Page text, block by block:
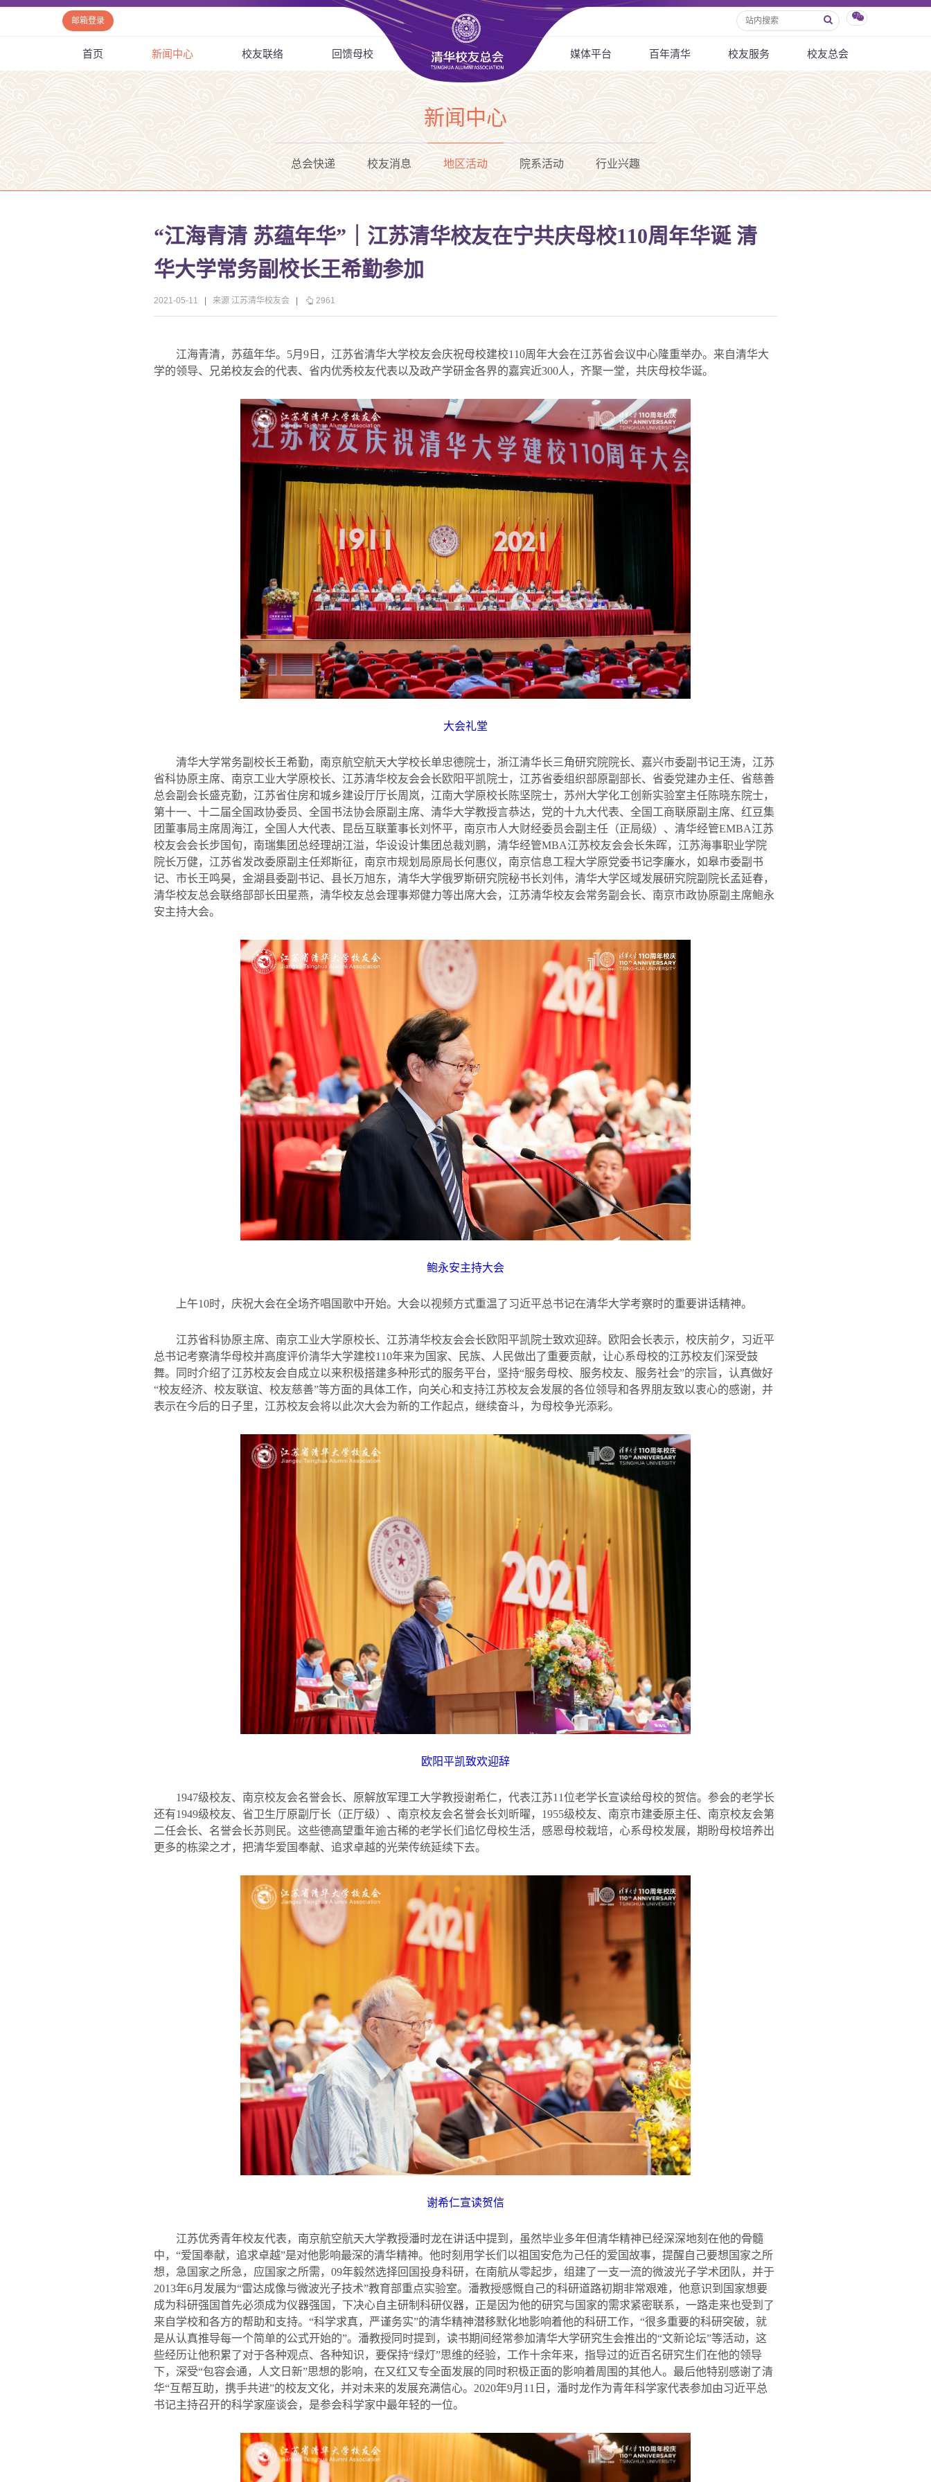
邮箱登录
首页 新闻中心 校友联络 回馈母校 媒体平台 百年清华 校友服务 校友总会
新闻中心
总会快递 校友消息 地区活动 院系活动 行业兴趣
“江海青清 苏蕴年华”｜江苏清华校友在宁共庆母校110周年华诞 清
华大学常务副校长王希勤参加
2021-05-11 来源 江苏清华校友会 2961
江海青清，苏蕴年华。 5月 9 日，江苏省清华大学校友会庆祝母校建校110周年大会在江苏省会议中心隆重举办。来自清华大
学的领导、兄弟校友会的代表、省内优秀校友代表以及政产学研金各界的嘉宾近300人，齐聚一堂，共庆母校华诞。
大会礼堂
清华大学常务副校长王希勤，南京航空航天大学校长单忠德院士，浙江清华长三角研究院院长、嘉兴市委副书记王涛，江苏
省科协原主席、南京工业大学原校长、江苏清华校友会会长欧阳平凯院士，江苏省委组织部原副部长、省委党建办主任、省慈善
总会副会长盛克勤，江苏省住房和城乡建设厅厅长周岚，江南大学原校长陈坚院士，苏州大学化工创新实验室主任陈晓东院士，
第十一、十二届全国政协委员、全国书法协会原副主席、清华大学教授言恭达，党的十九大代表、全国工商联原副主席、红豆集
团董事局主席周海江，全国人大代表、昆岳互联董事长刘怀平，南京市人大财经委员会副主任（正局级）、清华经管EMBA江苏
校友会会长步国旬，南瑞集团总经理胡江溢，华设设计集团总裁刘鹏，清华经管MBA江苏校友会会长朱晖，江苏海事职业学院
院长万健，江苏省发改委原副主任郑斯征，南京市规划局原局长何惠仪，南京信息工程大学原党委书记李廉水，如皋市委副书
记、市长王鸣昊，金湖县委副书记、县长万旭东，清华大学俄罗斯研究院秘书长刘伟，清华大学区域发展研究院副院长孟延春，
清华校友总会联络部部长田星燕，清华校友总会理事郑健力等出席大会，江苏清华校友会常务副会长、南京市政协原副主席鲍永
安主持大会。
鲍永安主持大会
上午10时，庆祝大会在全场齐唱国歌中开始。大会以视频方式重温了习近平总书记在清华大学考察时的重要讲话精神。
江苏省科协原主席、南京工业大学原校长、江苏清华校友会会长欧阳平凯院士致欢迎辞。欧阳会长表示，校庆前夕，习近平
总书记考察清华母校并高度评价清华大学建校110年来为国家、民族、人民做出了重要贡献，让心系母校的江苏校友们深受鼓
舞。同时介绍了江苏校友会自成立以来积极搭建多种形式的服务平台，坚持“服务母校、服务校友、服务社会”的宗旨，认真做好
“校友经济、校友联谊、校友慈善”等方面的具体工作，向关心和支持江苏校友会发展的各位领导和各界朋友致以衷心的感谢，并
表示在今后的日子里，江苏校友会将以此次大会为新的工作起点，继续奋斗，为母校争光添彩。
欧阳平凯致欢迎辞
1947级校友、南京校友会名誉会长、原解放军理工大学教授谢希仁，代表江苏11位老学长宣读给母校的贺信。参会的老学长
还有1949级校友、省卫生厅原副厅长（正厅级）、南京校友会名誉会长刘昕曜， 1955级校友、南京市建委原主任、南京校友会第
二任会长、名誉会长苏则民。这些德高望重年逾古稀的老学长们追忆母校生活，感恩母校栽培，心系母校发展，期盼母校培养出
更多的栋梁之才，把清华爱国奉献、追求卓越的光荣传统延续下去。
谢希仁宣读贺信
江苏优秀青年校友代表，南京航空航天大学教授潘时龙在讲话中提到，虽然毕业多年但清华精神已经深深地刻在他的骨髓
中，“爱国奉献，追求卓越”是对他影响最深的清华精神。他时刻用学长们以祖国安危为己任的爱国故事，提醒自己要想国家之所
想，急国家之所急，应国家之所需， 09年毅然选择回国投身科研，在南航从零起步，组建了一支一流的微波光子学术团队，并于
2013年6月发展为“雷达成像与微波光子技术”教育部重点实验室。潘教授感慨自己的科研道路初期非常艰难，他意识到国家想要
成为科研强国首先必须成为仪器强国，下决心自主研制科研仪器，正是因为他的研究与国家的需求紧密联系，一路走来也受到了
来自学校和各方的帮助和支持。“科学求真，严谨务实”的清华精神潜移默化地影响着他的科研工作，“很多重要的科研突破，就
是从认真推导每一个简单的公式开始的”。潘教授同时提到，读书期间经常参加清华大学研究生会推出的“文新论坛”等活动，这
些经历让他积累了对于各种观点、各种知识，要保持“绿灯”思维的经验，工作十余年来，指导过的近百名研究生们在他的领导
下，深受“包容会通，人文日新”思想的影响，在又红又专全面发展的同时积极正面的影响着周围的其他人。最后他特别感谢了清
华“互帮互助，携手共进”的校友文化，并对未来的发展充满信心。 2020年9月 11 日，潘时龙作为青年科学家代表参加由习近平总
书记主持召开的科学家座谈会，是参会科学家中最年轻的一位。